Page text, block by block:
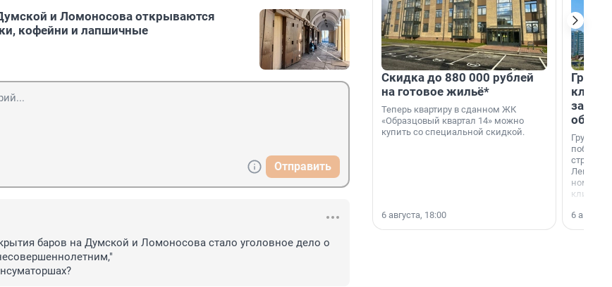
и Ломоносова открываются
кофейни и лапшичные
Отправить
баров на Думской и Ломоносова стало уголовное дело о
Скидка до 880 000 рублей
на готовое жильё*
Теперь квартиру в сданном ЖК
«Образцовый квартал 14» можно
купить со специальной скидкой.
6 августа, 18:00
Группа
области».
6